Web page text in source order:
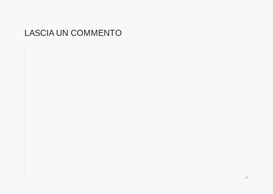
LASCIA UN COMMENTO